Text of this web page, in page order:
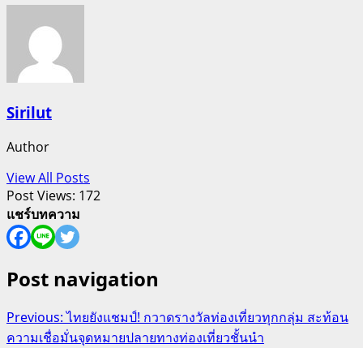
Sirilut
Author
View All Posts
Post Views: 172
แชร์บทความ
Post navigation
Previous:ไทยยังแชมป์! กวาดรางวัลท่องเที่ยวทุกกลุ่ม สะท้อน
ความเชื่อมั่นจุดหมายปลายทางท่องเที่ยวชั้นนำ